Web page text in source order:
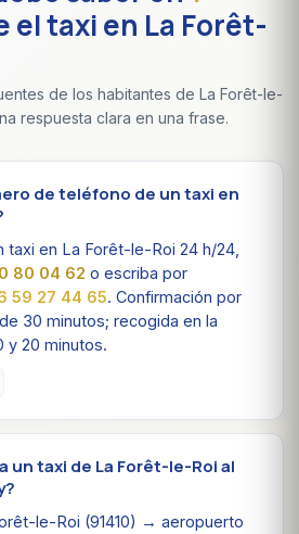
el taxi en La Forêt-
de los habitantes de La Forêt-le-
respuesta clara en una frase.
de teléfono de un taxi en
taxi en La Forêt-le-Roi 24 h/24,
80 04 62 o escriba por
59 27 44 65. Confirmación por
30 minutos; recogida en la
y 20 minutos.
un taxi de La Forêt-le-Roi al
le-Roi (91410) → aeropuerto